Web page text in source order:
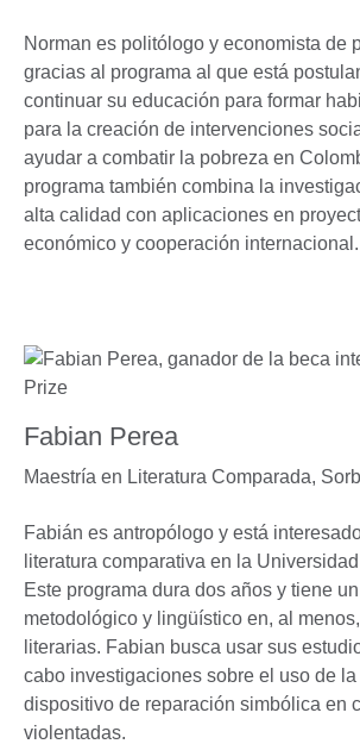
Norman es politólogo y economista de
gracias al programa al que está
continuar su educación para formar
para la creación de intervenciones
ayudar a combatir la pobreza en
programa también combina la
alta calidad con aplicaciones en
económico y cooperación internacional.
Fabian Perea
Maestría en Literatura Comparada,
Fabián es antropólogo y está
literatura comparativa en la
Este programa dura dos años y tiene
metodológico y lingüístico en, al
literarias. Fabian busca usar sus
cabo investigaciones sobre el uso de
dispositivo de reparación simbólica en
violentadas.